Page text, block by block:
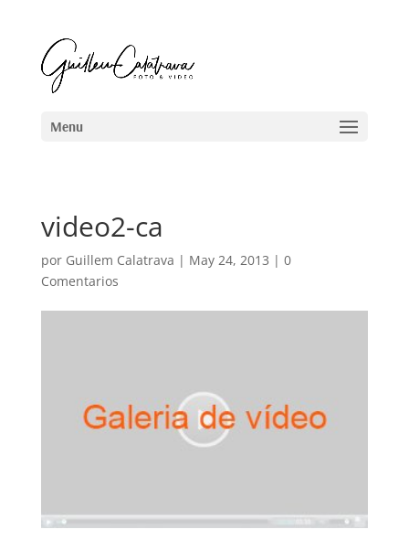
video2-ca
por Guillem Calatrava | May 24, 2013 | 0
Comentarios